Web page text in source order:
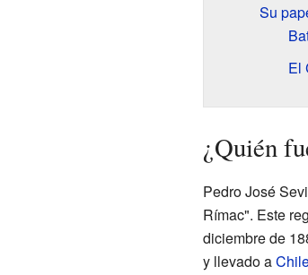
Su
El
¿Quién
Pedro José
Rímac". Este
diciembre de
y llevado a